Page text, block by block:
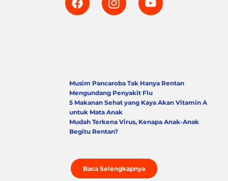
Musim Pancaroba Tak Hanya Rentan
Mengundang Penyakit Flu
5 Makanan Sehat yang Kaya Akan Vitamin A
untuk Mata Anak
Mudah Terkena Virus, Kenapa Anak-Anak
Begitu Rentan?
Baca Selengkapnya